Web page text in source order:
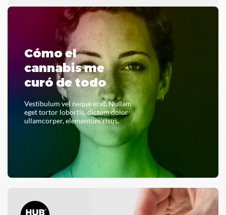
Cómo el
cannabis me
curó de todo
Vestibulum vel neque erat. Nullam
eget tortor lobortis, dictum dolor
ullamcorper, elementum risus.
LEER TODO